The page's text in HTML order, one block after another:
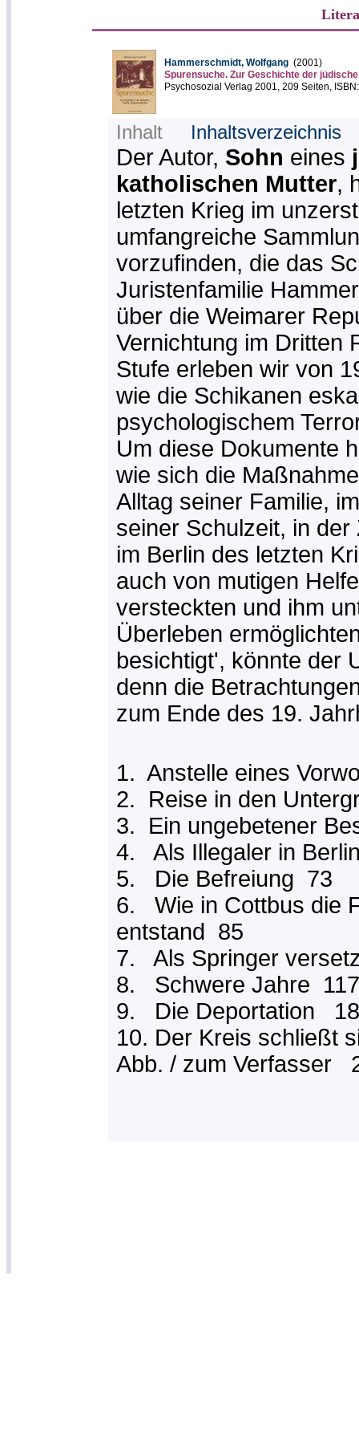
Hammerschmidt, Wolfgang (2001)
Spurensuche. Zur Geschichte der
Psychosozial Verlag 2001, 209 Seiten,
Inhalt Inhaltsverzeichnis
Der Autor, Sohn eines
katholischen Mutter,
letzten Krieg im
umfangreiche
vorzufinden, die das
Juristenfamilie
über die Weimarer
Vernichtung im Dritten
Stufe erleben wir von
wie die Schikanen
psychologischem
Um diese Dokumente
wie sich die
Alltag seiner Familie,
seiner Schulzeit, in
im Berlin des letzten
auch von mutigen
versteckten und ihm
Überleben
besichtigt', könnte der
denn die
zum Ende des 19.
1. Anstelle eines
2. Reise in den
3. Ein ungebetener
4. Als Illegaler in
5. Die Befreiung 73
6. Wie in Cottbus die
entstand 85
7. Als Springer
8. Schwere Jahre 117
9. Die Deportation
10. Der Kreis schließt
Abb. / zum Verfasser